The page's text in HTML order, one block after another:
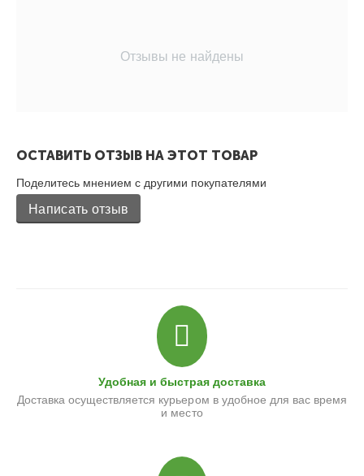
Отзывы не найдены
ОСТАВИТЬ ОТЗЫВ НА ЭТОТ ТОВАР
Поделитесь мнением с другими покупателями
Написать отзыв
Удобная и быстрая доставка
Доставка осуществляется курьером в удобное для вас время
и место